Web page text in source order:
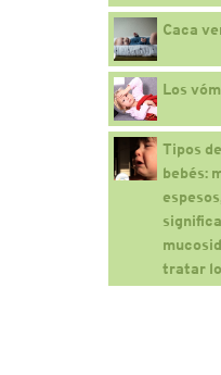
Caca
Los
Tipos
bebés:
tratar